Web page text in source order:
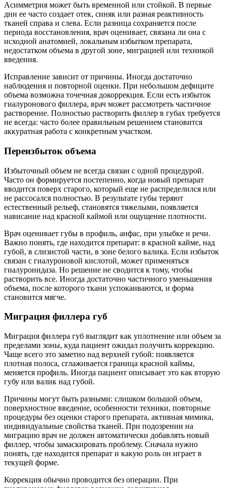
Асимметрия может быть временной или стойкой. В первые
дни ее часто создает отек, синяк или разная реактивность
тканей справа и слева. Если разница сохраняется после
периода восстановления, врач оценивает, связана ли она с
исходной анатомией, локальным избытком препарата,
недостатком объема в другой зоне, миграцией или техникой
введения.
Исправление зависит от причины. Иногда достаточно
наблюдения и повторной оценки. При небольшом дефиците
объема возможна точечная докоррекция. Если есть избыток
гиалуронового филлера, врач может рассмотреть частичное
растворение. Полностью растворить филлер в губах требуется
не всегда: часто более правильным решением становится
аккуратная работа с конкретным участком.
Переизбыток объема
Избыточный объем не всегда связан с одной процедурой.
Часто он формируется постепенно, когда новый препарат
вводится поверх старого, который еще не распределился или
не рассосался полностью. В результате губы теряют
естественный рельеф, становятся тяжелыми, появляется
нависание над красной каймой или ощущение плотности.
Врач оценивает губы в профиль, анфас, при улыбке и речи.
Важно понять, где находится препарат: в красной кайме, над
губой, в слизистой части, в зоне белого валика. Если избыток
связан с гиалуроновой кислотой, может применяться
гиалуронидаза. Но решение не сводится к тому, чтобы
растворить все. Иногда достаточно частичного уменьшения
объема, после которого ткани успокаиваются, и форма
становится мягче.
Миграция филлера губ
Миграция филлера губ выглядит как уплотнение или объем за
пределами зоны, куда пациент ожидал получить коррекцию.
Чаще всего это заметно над верхней губой: появляется
плотная полоса, сглаживается граница красной каймы,
меняется профиль. Иногда пациент описывает это как вторую
губу или валик над губой.
Причины могут быть разными: слишком большой объем,
поверхностное введение, особенности техники, повторные
процедуры без оценки старого препарата, активная мимика,
индивидуальные свойства тканей. При подозрении на
миграцию врач не должен автоматически добавлять новый
филлер, чтобы замаскировать проблему. Сначала нужно
понять, где находится препарат и какую роль он играет в
текущей форме.
Коррекция обычно проводится без операции. При